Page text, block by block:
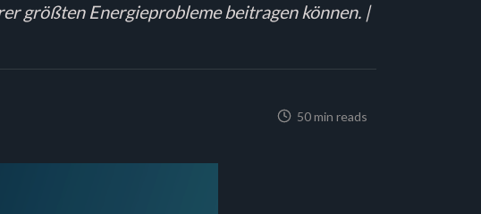
größten Energieprobleme beitragen können. |
50 min reads